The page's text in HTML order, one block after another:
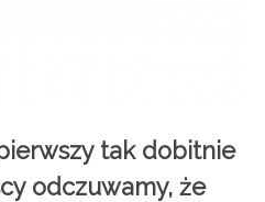
tak dobitnie
odczuwamy, że